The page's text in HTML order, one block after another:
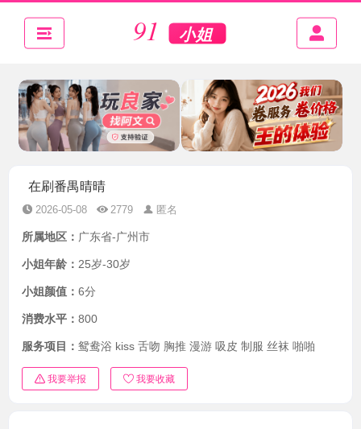
在刷番禺晴晴
2026-05-08 2779 匿名
所属地区： 广东省-广州市
小姐年龄： 25岁-30岁
小姐颜值： 6分
消费水平： 800
服务项目： 鸳鸯浴 kiss 舌吻 胸推 漫游 吸皮 制服 丝袜 啪啪
我要举报 我要收藏